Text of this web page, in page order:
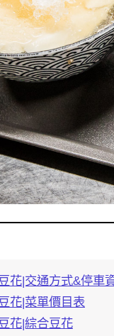
花|交通方式&停車
花|菜單價目表
花|綜合豆花